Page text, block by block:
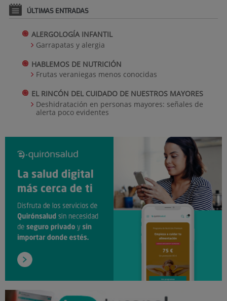
ÚLTIMAS ENTRADAS
ALERGOLOGÍA INFANTIL
Garrapatas y alergia
HABLEMOS DE NUTRICIÓN
Frutas veraniegas menos conocidas
EL RINCÓN DEL CUIDADO DE NUESTROS MAYORES
Deshidratación en personas mayores: señales de
alerta poco evidentes